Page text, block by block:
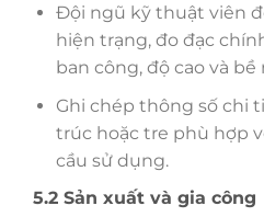
Đội ngũ kỹ thuật viên
hiện trạng, đo đạc
ban công, độ cao và
Ghi chép thông số chi
trúc hoặc tre phù hợp
cầu sử dụng.
5.2 Sản xuất và gia công